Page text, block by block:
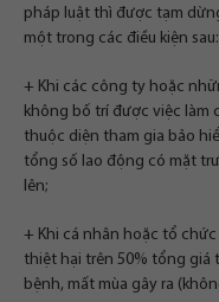
pháp luật thì được tạm
một trong các điều kiện sau:
+ Khi các công ty hoặc
không bố trí được việc làm
thuộc diện tham gia bảo
tổng số lao động có mặt
lên;
+ Khi cá nhân hoặc tổ
thiệt hại trên 50% tổng giá
bệnh, mất mùa gây ra